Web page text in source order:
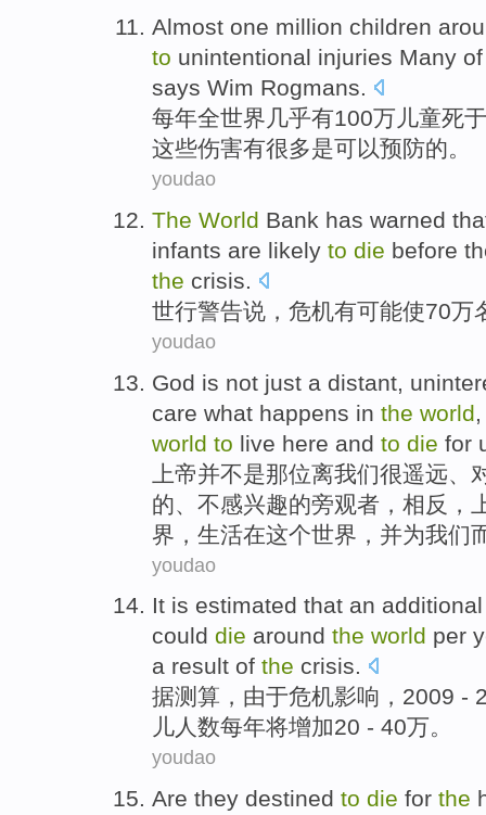
Almost one million children
to unintentional injuries Many of
says Wim Rogmans.
每年全世界 几乎有100万 儿童死于
这些伤害有很多是可以预防的。
youdao
The World Bank has warned
infants are likely to die before
the crisis.
世行警告说，危机有可能使70万
youdao
God is not just a distant
care what happens in the world
world to live here and to die for
上帝并不是那位离我们很遥远、
的、 不感兴趣的旁观者 ，相反，
界， 生活在这个世界， 并为我们
youdao
It is estimated that an additional
could die around the world per
a result of the crisis.
据测算， 由于危机影响，2009 -
儿人数每年将增加20 - 40万。
youdao
Are they destined to die for the